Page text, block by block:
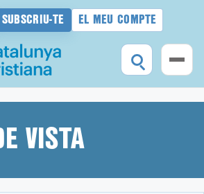
SUBSCRIU-TE EL MEU COMPTE
VISTA